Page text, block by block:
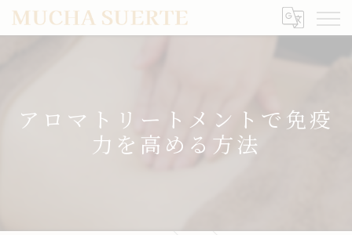
アロマトリートメントで免疫
力を高める方法